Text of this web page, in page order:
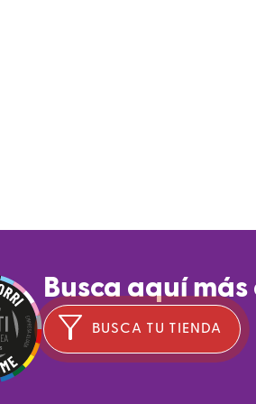
Busca aquí
BUSCA TU TIENDA